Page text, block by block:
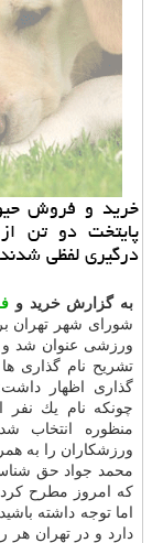
خرید و فروش
پایتخت دو تن
درگیری لفظی
به گزارش خرید و
شورای شهر تهران
ورزشی عنوان شد و
تشریح نام گذاری
گذاری اظهار
چونكه نام یك نفر
منظوره انتخاب
ورزشكاران را به
محمد جواد حق
كه امروز مطرح
اما توجه داشته
دارد و در تهران هر